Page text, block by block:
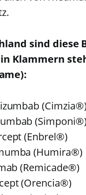
sind diese
Klammern
(Enbrel®)
(Humira®)
(Remicade®)
(Orencia®)